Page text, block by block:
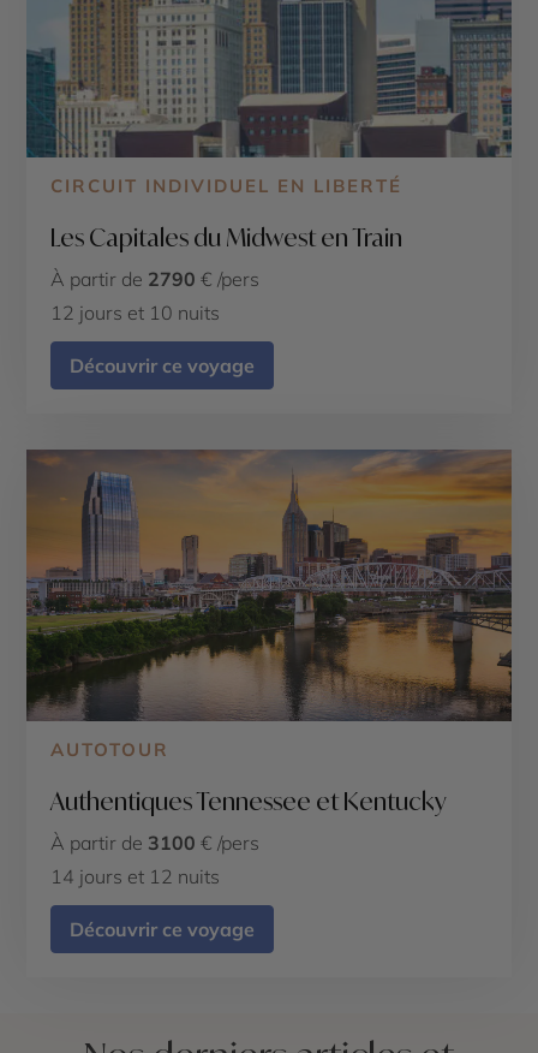
CIRCUIT INDIVIDUEL EN LIBERTÉ
Les Capitales du Midwest en Train
À partir de 2790 € /pers
12 jours et 10 nuits
Découvrir ce voyage
AUTOTOUR
Authentiques Tennessee et Kentucky
À partir de 3100 € /pers
14 jours et 12 nuits
Découvrir ce voyage